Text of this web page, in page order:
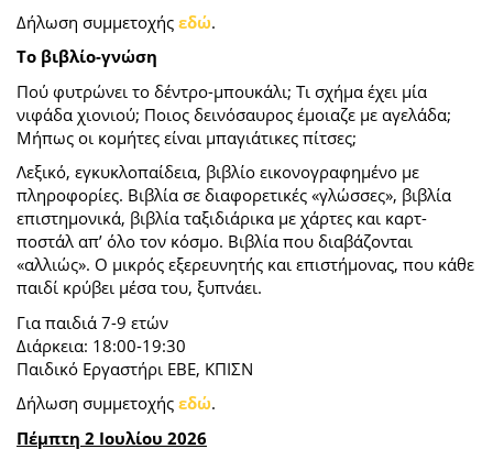
Δήλωση συμμετοχής εδώ.
Το βιβλίο-γνώση
Πού φυτρώνει το δέντρο-μπουκάλι; Τι σχήμα έχει μία
νιφάδα χιονιού; Ποιος δεινόσαυρος έμοιαζε με αγελάδα;
Μήπως οι κομήτες είναι μπαγιάτικες πίτσες;
Λεξικό, εγκυκλοπαίδεια, βιβλίο εικονογραφημένο με
πληροφορίες. Βιβλία σε διαφορετικές «γλώσσες», βιβλία
επιστημονικά, βιβλία ταξιδιάρικα με χάρτες και καρτ-
ποστάλ απ’ όλο τον κόσμο. Βιβλία που διαβάζονται
«αλλιώς». Ο μικρός εξερευνητής και επιστήμονας, που κάθε
παιδί κρύβει μέσα του, ξυπνάει.
Για παιδιά 7-9 ετών
Διάρκεια: 18:00-19:30
Παιδικό Εργαστήρι ΕΒΕ, ΚΠΙΣΝ
Δήλωση συμμετοχής εδώ.
Πέμπτη 2 Ιουλίου 2026